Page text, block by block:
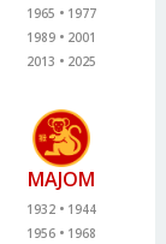
1965
1977
1989
2001
2013
2025
MAJOM
1932
1944
1956
1968